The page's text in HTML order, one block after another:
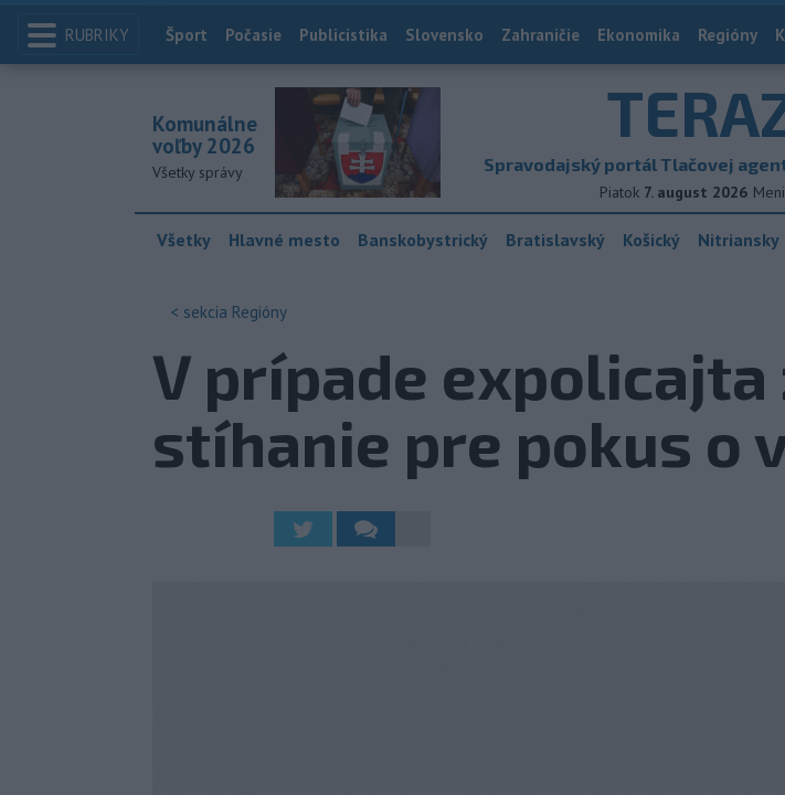
RUBRIKY Index
Šport Počasie Publicistika Slovensko Zahraničie Ekonomika Regióny
Spravodajský portál Tlačovej
Piatok 7. august 2026
Komunálne
voľby 2026
Všetky správy
Všetky Hlavné mesto Banskobystrický Bratislavský Košický Nitriansky
< sekcia Regióny
V prípade
stíhanie pre pokus o